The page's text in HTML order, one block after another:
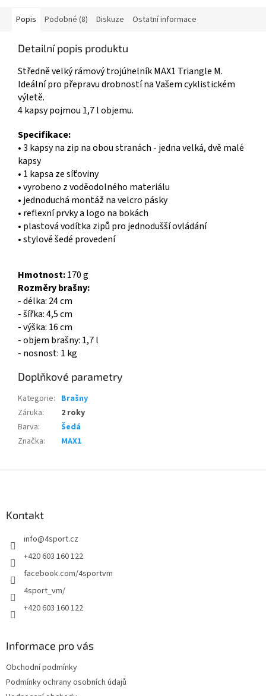
Popis Podobné (8) Diskuze Ostatní informace
Detailní popis produktu
Středně velký rámový trojúhelník MAX1 Triangle M.
Ideální pro přepravu drobností na Vašem cyklistickém
výletě.
4 kapsy pojmou 1,7 l objemu.
Specifikace:
• 3 kapsy na zip na obou stranách - jedna velká, dvě malé
kapsy
• 1 kapsa ze síťoviny
• vyrobeno z voděodolného materiálu
• jednoduchá montáž na velcro pásky
• reflexní prvky a logo na bokách
• plastová vodítka zipů pro jednodušší ovládání
• stylové šedé provedení
Hmotnost:170 g
Rozměry brašny:
- délka: 24 cm
- šířka: 4,5 cm
- výška: 16 cm
- objem brašny: 1,7 l
- nosnost: 1 kg
Doplňkové parametry
Kategorie: Brašny
Záruka:
2 roky
Barva:
Šedá
Značka: MAX1
Kontakt
info@4sport.cz
+420 603 160 122
facebook.com/4sportvm
4sport_vm/
+420 603 160 122
Informace pro vás
Obchodní podmínky
Podmínky ochrany osobních údajů